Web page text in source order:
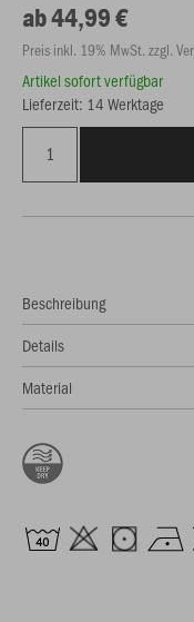
ab 44,99 €
Preis inkl. 19% MwSt. zzgl.
Artikel sofort verfügbar
Lieferzeit: 14 Werktage
Beschreibung
Details
Material